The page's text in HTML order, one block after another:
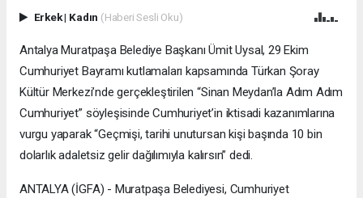
Erkek| Kadın (Haberi Sesli Oku)
Antalya Muratpaşa Belediye Başkanı Ümit Uysal, 29 Ekim
Cumhuriyet Bayramı kutlamaları kapsamında Türkan Şoray
Kültür Merkezi’nde gerçekleştirilen “Sinan Meydan’la Adım Adım
Cumhuriyet” söyleşisinde Cumhuriyet’in iktisadi kazanımlarına
vurgu yaparak “Geçmişi, tarihi unutursan kişi başında 10 bin
dolarlık adaletsiz gelir dağılımıyla kalırsın” dedi.
ANTALYA (İGFA) - Muratpaşa Belediyesi, Cumhuriyet